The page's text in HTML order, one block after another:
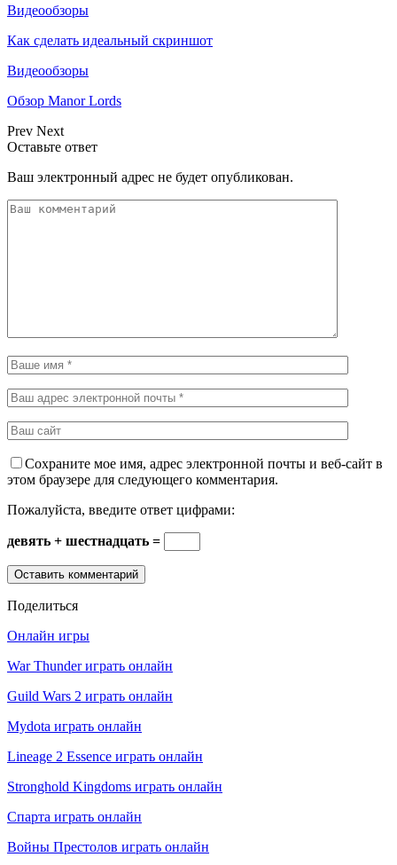
Видеообзоры
Как сделать идеальный скриншот
Видеообзоры
Обзор Manor Lords
Prev Next
Оставьте ответ
Ваш электронный адрес не будет опубликован.
Сохраните мое имя, адрес электронной почты и веб-сайт в
этом браузере для следующего комментария.
Пожалуйста, введите ответ цифрами:
девять + шестнадцать =
Поделиться
Онлайн игры
War Thunder играть онлайн
Guild Wars 2 играть онлайн
Mydota играть онлайн
Lineage 2 Essence играть онлайн
Stronghold Kingdoms играть онлайн
Спарта играть онлайн
Войны Престолов играть онлайн